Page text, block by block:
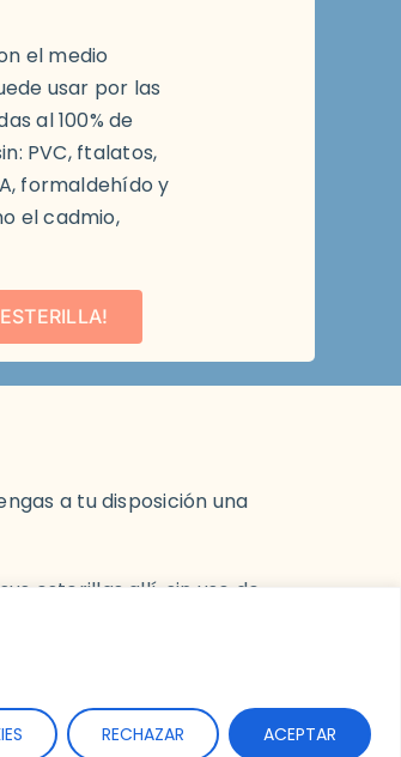
RECHAZAR ACEPTAR
el medio
usar por las
al 100% de
PVC, ftalatos,
formaldehído y
el cadmio,
a tu disposición una
esterillas allí, sin uso de